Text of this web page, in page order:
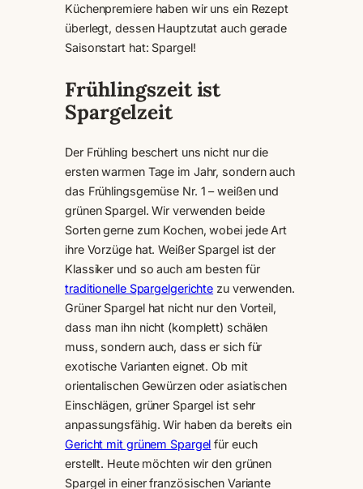
Küchenpremiere haben wir uns ein Rezept
überlegt, dessen Hauptzutat auch gerade
Saisonstart hat: Spargel!
Frühlingszeit ist
Spargelzeit
Der Frühling beschert uns nicht nur die
ersten warmen Tage im Jahr, sondern auch
das Frühlingsgemüse Nr. 1 – weißen und
grünen Spargel. Wir verwenden beide
Sorten gerne zum Kochen, wobei jede Art
ihre Vorzüge hat. Weißer Spargel ist der
Klassiker und so auch am besten für
traditionelle Spargelgerichte zu verwenden.
Grüner Spargel hat nicht nur den Vorteil,
dass man ihn nicht (komplett) schälen
muss, sondern auch, dass er sich für
exotische Varianten eignet. Ob mit
orientalischen Gewürzen oder asiatischen
Einschlägen, grüner Spargel ist sehr
anpassungsfähig. Wir haben da bereits ein
Gericht mit grünem Spargel für euch
erstellt. Heute möchten wir den grünen
Spargel in einer französischen Variante